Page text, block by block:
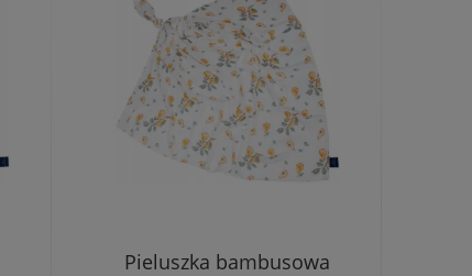
Pieluszka bambusowa